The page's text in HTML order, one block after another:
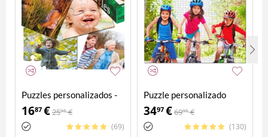
Puzzles personalizados -
Pack 4 en 1
1687 €2595 €
(69)
Puzzle personalizado
2000 piezas
3497 €6995 €
(130)